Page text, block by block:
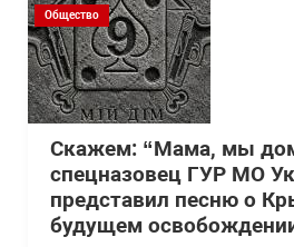
Общество
Скажем: “Мама, мы
спецназовец ГУР МО
представил песню о
будущем